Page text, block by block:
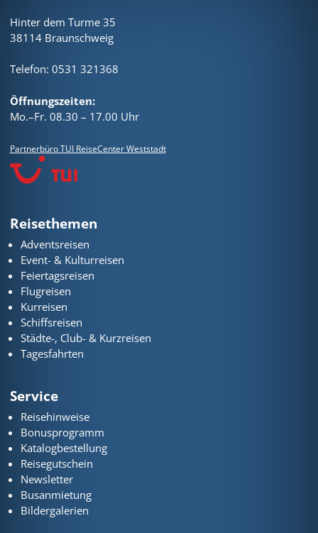
Hinter dem Turme 35
38114 Braunschweig
Telefon: 0531 321368
Öffnungszeiten:
Mo.–Fr. 08.30 – 17.00 Uhr
Partnerbüro TUI ReiseCenter Weststadt
Reisethemen
Adventsreisen
Event- & Kulturreisen
Feiertagsreisen
Flugreisen
Kurreisen
Schiffsreisen
Städte-, Club- & Kurzreisen
Tagesfahrten
Service
Reisehinweise
Bonusprogramm
Katalogbestellung
Reisegutschein
Newsletter
Busanmietung
Bildergalerien